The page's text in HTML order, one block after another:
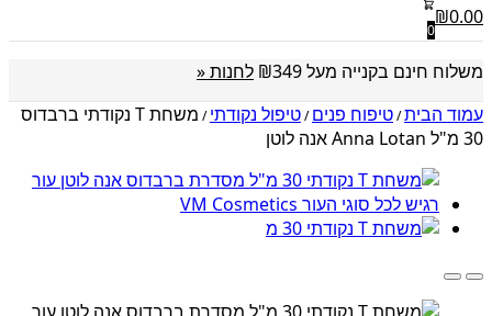
₪0.00
0
משלוח חינם בקנייה מעל ₪349
לחנות «
עמוד הבית/טיפוח פנים/טיפול נקודתי/
משחת T נקודתי ברבדוס
30 מ"ל Anna Lotan אנה לוטן